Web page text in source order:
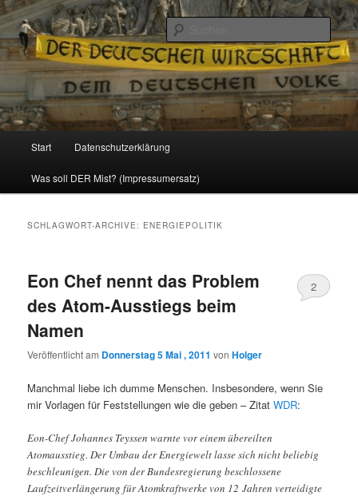
Reizzentrum
Politik, Wirtschaft, Soziales und Gesellschaft
Zum
Inhalt
Zum
sekundären
Start Datenschutzerklärung
Was soll DER Mist? (Impressumersatz)
SCHLAGWORT-ARCHIVE: ENERGIEPOLITIK
Eon Chef nennt das Problem
des Atom-Ausstiegs beim
Namen
Veröffentlicht am Donnerstag 5 Mai , 2011 vonHolger
2
Manchmal liebe ich dumme Menschen. Insbesondere, wenn Sie
mir Vorlagen für Feststellungen wie die geben – ZitatWDR:
Eon-Chef Johannes Teyssen warnte vor einem übereilten
Atomausstieg. Der Umbau der Energiewelt lasse sich nicht beliebig
beschleunigen. Die von der Bundesregierung beschlossene
Laufzeitverlängerung für Atomkraftwerke von 12 Jahren verteidigte